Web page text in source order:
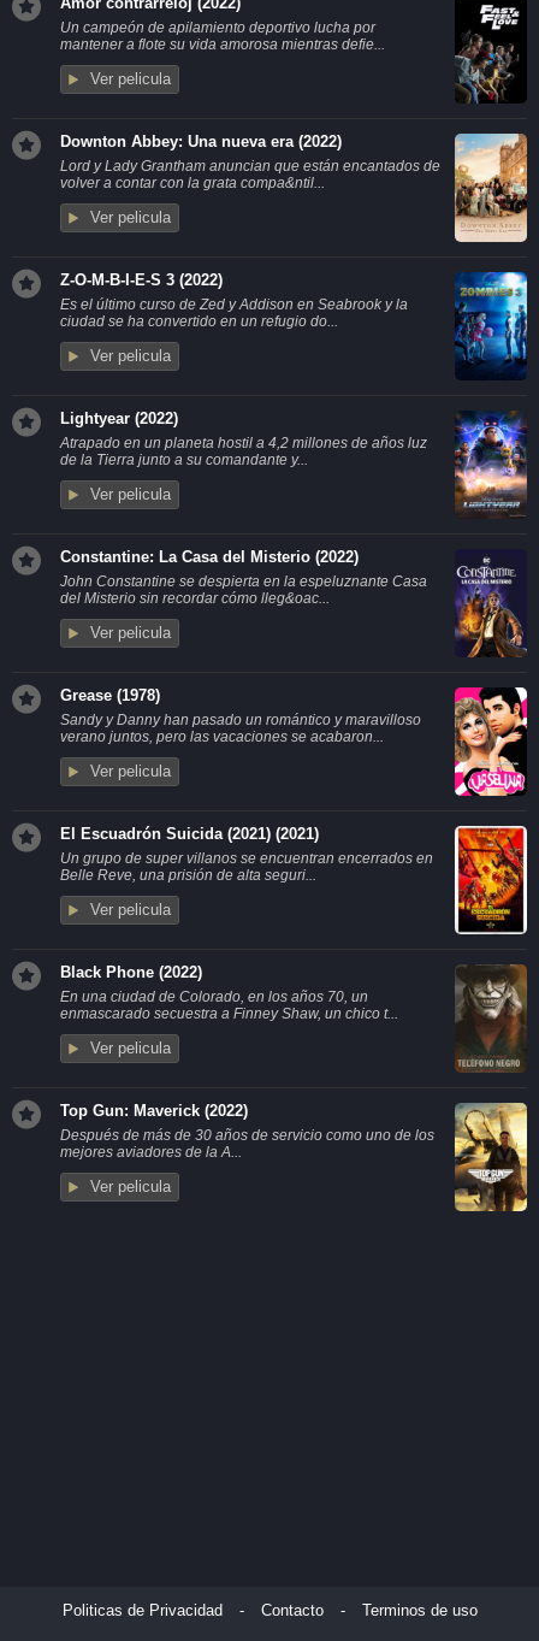
Amor contrarreloj (2022)
Un campeón de apilamiento deportivo lucha por
mantener a flote su vida amorosa mientras defie...
Ver pelicula
Downton Abbey: Una nueva era (2022)
Lord y Lady Grantham anuncian que están encantados de
volver a contar con la grata compa&ntil...
Ver pelicula
Z-O-M-B-I-E-S 3 (2022)
Es el último curso de Zed y Addison en Seabrook y la
ciudad se ha convertido en un refugio do...
Ver pelicula
Lightyear (2022)
Atrapado en un planeta hostil a 4,2 millones de años luz
de la Tierra junto a su comandante y...
Ver pelicula
Constantine: La Casa del Misterio (2022)
John Constantine se despierta en la espeluznante Casa
del Misterio sin recordar cómo lleg&oac...
Ver pelicula
Grease (1978)
Sandy y Danny han pasado un romántico y maravilloso
verano juntos, pero las vacaciones se acabaron...
Ver pelicula
El Escuadrón Suicida (2021) (2021)
Un grupo de super villanos se encuentran encerrados en
Belle Reve, una prisión de alta seguri...
Ver pelicula
Black Phone (2022)
En una ciudad de Colorado, en los años 70, un
enmascarado secuestra a Finney Shaw, un chico t...
Ver pelicula
Top Gun: Maverick (2022)
Después de más de 30 años de servicio como uno de los
mejores aviadores de la A...
Ver pelicula
Politicas de Privacidad - Contacto - Terminos de uso